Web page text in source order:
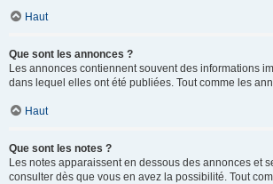
Haut
Que sont les annonces ?
Les annonces contiennent souvent des informations
dans lequel elles ont été publiées. Tout comme les
Haut
Que sont les notes ?
Les notes apparaissent en dessous des annonces et
consulter dès que vous en avez la possibilité. Tout